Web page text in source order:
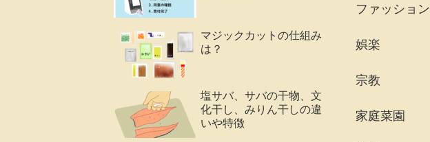
マジックカットの仕組み
は？
塩サバ、サバの干物、文
化干し、みりん干しの違
いや特徴
ファッション
娯楽
宗教
家庭菜園